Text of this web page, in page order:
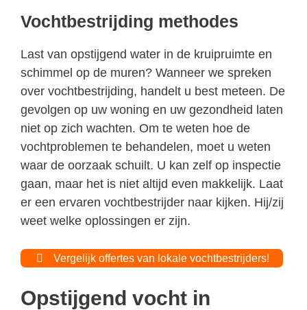
Vochtbestrijding methodes
Last van opstijgend water in de kruipruimte en
schimmel op de muren? Wanneer we spreken
over vochtbestrijding, handelt u best meteen. De
gevolgen op uw woning en uw gezondheid laten
niet op zich wachten. Om te weten hoe de
vochtproblemen te behandelen, moet u weten
waar de oorzaak schuilt. U kan zelf op inspectie
gaan, maar het is niet altijd even makkelijk. Laat
er een ervaren vochtbestrijder naar kijken. Hij/zij
weet welke oplossingen er zijn.
Vergelijk offertes van lokale vochtbestrijders!
Opstijgend vocht in